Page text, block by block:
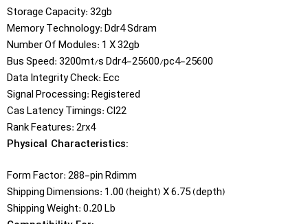
Storage Capacity: 32gb
Memory Technology: Ddr4 Sdram
Number Of Modules: 1 X 32gb
Bus Speed: 3200mt/s Ddr4-25600/pc4-25600
Data Integrity Check: Ecc
Signal Processing: Registered
Cas Latency Timings: Cl22
Rank Features: 2rx4
Physical Characteristics:
Form Factor: 288-pin Rdimm
Shipping Dimensions: 1.00 (height) X 6.75 (depth)
Shipping Weight: 0.20 Lb